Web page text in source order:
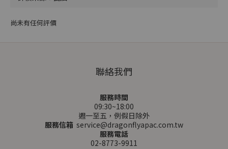
尚未有任何評價
聯絡我們
服務時間
09:30~18:00
週一至五，例假日除外
服務信箱 service@dragonflyapac.com.tw
服務電話
02-8773-9911